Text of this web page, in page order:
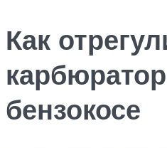
Как
бензокосе